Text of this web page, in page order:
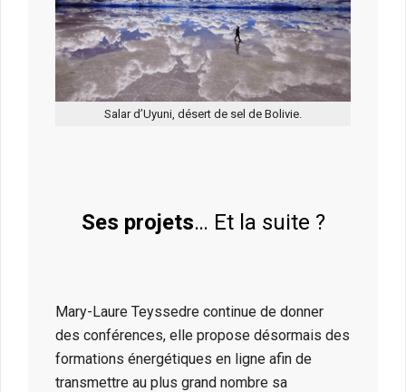
Salar d’Uyuni, désert de sel de Bolivie.
Ses projets… Et la suite ?
Mary-Laure Teyssedre continue de donner
des conférences, elle propose désormais des
formations énergétiques en ligne afin de
transmettre au plus grand nombre sa